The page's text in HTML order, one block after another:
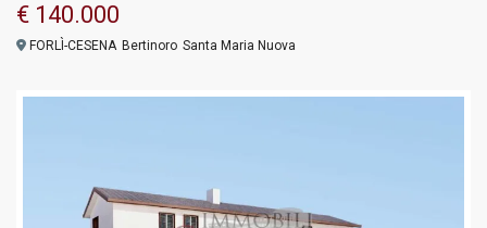
€ 140.000
FORLÌ-CESENA Bertinoro Santa Maria Nuova